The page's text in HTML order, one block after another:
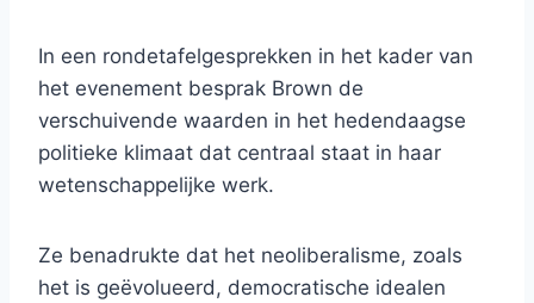
In een rondetafelgesprekken in het kader van
het evenement besprak Brown de
verschuivende waarden in het hedendaagse
politieke klimaat dat centraal staat in haar
wetenschappelijke werk.
Ze benadrukte dat het neoliberalisme, zoals
het is geëvolueerd, democratische idealen